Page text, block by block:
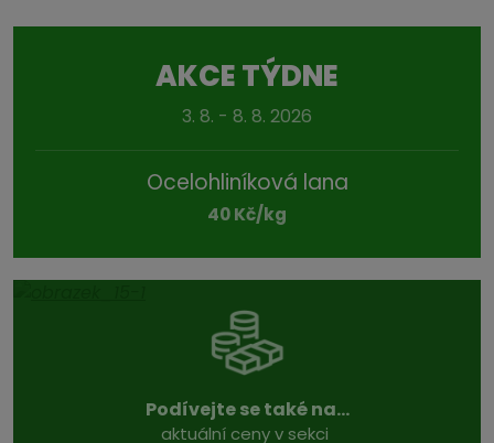
AKCE TÝDNE
3. 8. - 8. 8. 2026
Ocelohliníková lana
40 Kč/kg
Podívejte se také na...
aktuální ceny v sekci